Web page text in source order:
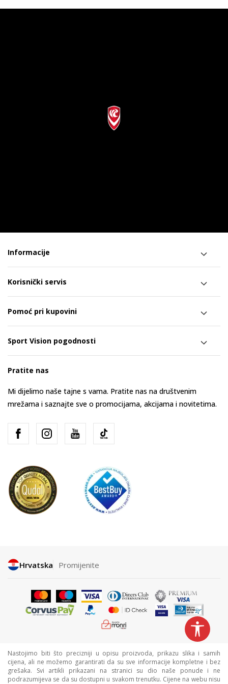
Informacije
Korisnički servis
Pomoć pri kupovini
Sport Vision pogodnosti
Pratite nas
Mi dijelimo naše tajne s vama. Pratite nas na društvenim
mrežama i saznajte sve o promocijama, akcijama i novitetima.
Hrvatska Promijenite
Nastojimo biti što precizniji u opisu proizvoda, prikazu slika i samih
cijena, ali ne možemo garantirati da su sve informacije kompletne i bez
grešaka. Svi artikli prikazani na stranici su dio naše ponude i ne
podrazumijeva se da su dostupni u svakom trenutku. Cijene na webu nisu